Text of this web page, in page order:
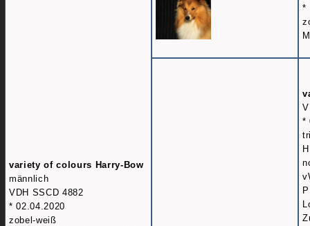
variety of colours Harry-Bow
männlich
VDH SSCD 4882
* 02.04.2020
zobel-weiß
*
*